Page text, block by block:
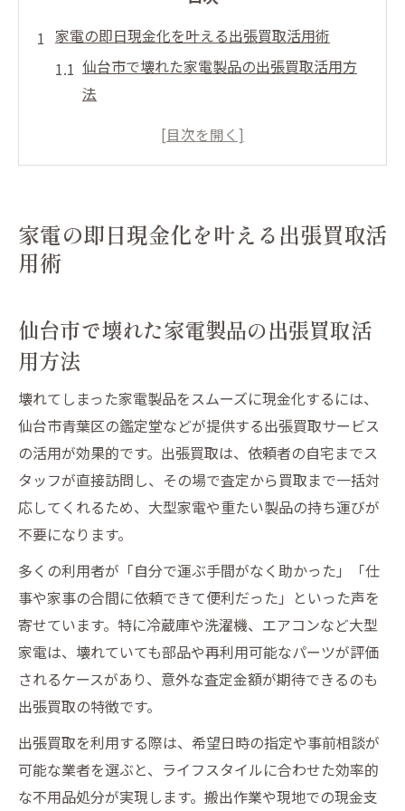
家電の即日現金化を叶える出張買取活用術
仙台市で壊れた家電製品の出張買取活用方
法
無料見積もりで安心の家電買取体験を実現
壊れた家電も高価買取を目指すポイント
大型家電の片付けなら無料見積もりが安心
査定
理由
出張買取なら大型家電も搬出不要で現金化
無料見積もりで買取金額を事前にしっかり
確認
即日現金支払いで大型家電もその場で現金
化
壊れた家電も仙台市青葉区の鑑定堂が頼れる理
由
壊れた家電製品も仙台市鑑定堂で現金化可
能
無料見積もりだから安心して依頼できる理
由
出張買取で壊れた家電も迅速に引き取り対
応
鑑定堂なら即日現金支払いで買取の実感
家電の即日現金化を叶える出張買取活
用術
仙台市で壊れた家電製品の出張買取活
用方法
壊れてしまった家電製品をスムーズに現金化するには、
仙台市青葉区の鑑定堂などが提供する出張買取サービス
の活用が効果的です。出張買取は、依頼者の自宅までス
タッフが直接訪問し、その場で査定から買取まで一括対
応してくれるため、大型家電や重たい製品の持ち運びが
不要になります。
多くの利用者が「自分で運ぶ手間がなく助かった」「仕
事や家事の合間に依頼できて便利だった」といった声を
寄せています。特に冷蔵庫や洗濯機、エアコンなど大型
家電は、壊れていても部品や再利用可能なパーツが評価
されるケースがあり、意外な査定金額が期待できるのも
出張買取の特徴です。
出張買取を利用する際は、希望日時の指定や事前相談が
可能な業者を選ぶと、ライフスタイルに合わせた効率的
な不用品処分が実現します。搬出作業や現地での現金支